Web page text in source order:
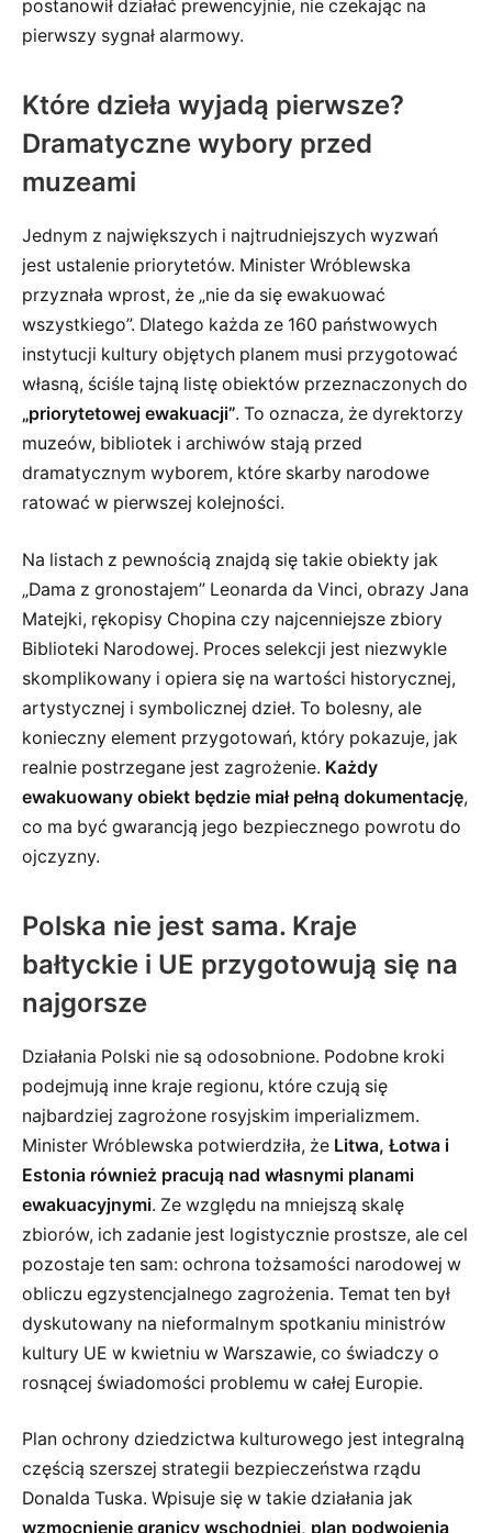
postanowił działać prewencyjnie, nie czekając na
pierwszy sygnał alarmowy.
Które dzieła wyjadą pierwsze?
Dramatyczne wybory przed
muzeami
Jednym z największych i najtrudniejszych wyzwań
jest ustalenie priorytetów. Minister Wróblewska
przyznała wprost, że „nie da się ewakuować
wszystkiego”. Dlatego każda ze 160 państwowych
instytucji kultury objętych planem musi przygotować
własną, ściśle tajną listę obiektów przeznaczonych do
„priorytetowej ewakuacji”. To oznacza, że dyrektorzy
muzeów, bibliotek i archiwów stają przed
dramatycznym wyborem, które skarby narodowe
ratować w pierwszej kolejności.
Na listach z pewnością znajdą się takie obiekty jak
„Dama z gronostajem” Leonarda da Vinci, obrazy Jana
Matejki, rękopisy Chopina czy najcenniejsze zbiory
Biblioteki Narodowej. Proces selekcji jest niezwykle
skomplikowany i opiera się na wartości historycznej,
artystycznej i symbolicznej dzieł. To bolesny, ale
konieczny element przygotowań, który pokazuje, jak
realnie postrzegane jest zagrożenie. Każdy
ewakuowany obiekt będzie miał pełną dokumentację,
co ma być gwarancją jego bezpiecznego powrotu do
ojczyzny.
Polska nie jest sama. Kraje
bałtyckie i UE przygotowują się na
najgorsze
Działania Polski nie są odosobnione. Podobne kroki
podejmują inne kraje regionu, które czują się
najbardziej zagrożone rosyjskim imperializmem.
Minister Wróblewska potwierdziła, że Litwa, Łotwa i
Estonia również pracują nad własnymi planami
ewakuacyjnymi. Ze względu na mniejszą skalę
zbiorów, ich zadanie jest logistycznie prostsze, ale cel
pozostaje ten sam: ochrona tożsamości narodowej w
obliczu egzystencjalnego zagrożenia. Temat ten był
dyskutowany na nieformalnym spotkaniu ministrów
kultury UE w kwietniu w Warszawie, co świadczy o
rosnącej świadomości problemu w całej Europie.
Plan ochrony dziedzictwa kulturowego jest integralną
częścią szerszej strategii bezpieczeństwa rządu
Donalda Tuska. Wpisuje się w takie działania jak
wzmocnienie granicy wschodniej, plan podwojenia